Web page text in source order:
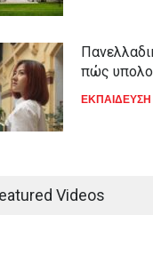
πώς
ΕΚΠΑΙΔΕΥΣΗ
διαβάζονται
Videos